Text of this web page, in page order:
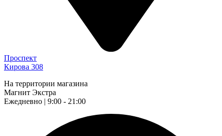
Проспект
Кирова 308
На территории магазина
Магнит Экстра
Ежедневно | 9:00 - 21:00